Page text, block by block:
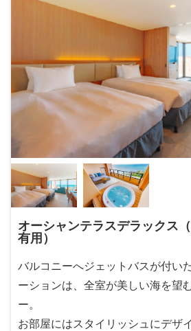
オーシャンテラスデラックス
有用）
バルコニーへジェットバスが付い
ーションは、全室が美しい海を望
ー。
お部屋にはスタイリッシュにデザ